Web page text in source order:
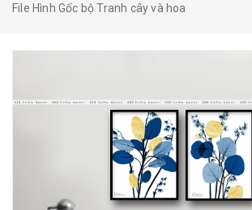
Tranh treo tường
Mua File Tranh Tranh Thực Tế
File Hình Gốc bộ Tranh cây và hoa